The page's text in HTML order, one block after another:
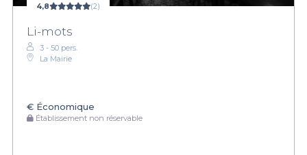
4,8 (2)
Li-mots
3 - 50 pers.
La Mairie
€ Économique
Établissement non réservable